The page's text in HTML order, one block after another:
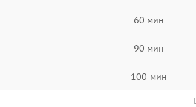
60 мин
90 мин
100 мин